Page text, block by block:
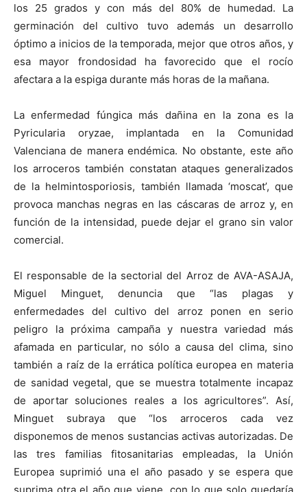
los 25 grados y con más del 80% de humedad. La
germinación del cultivo tuvo además un desarrollo
óptimo a inicios de la temporada, mejor que otros años, y
esa mayor frondosidad ha favorecido que el rocío
afectara a la espiga durante más horas de la mañana.
La enfermedad fúngica más dañina en la zona es la
Pyricularia oryzae, implantada en la Comunidad
Valenciana de manera endémica. No obstante, este año
los arroceros también constatan ataques generalizados
de la helmintosporiosis, también llamada ‘moscat’, que
provoca manchas negras en las cáscaras de arroz y, en
función de la intensidad, puede dejar el grano sin valor
comercial.
El responsable de la sectorial del Arroz de AVA-ASAJA,
Miguel Minguet, denuncia que “las plagas y
enfermedades del cultivo del arroz ponen en serio
peligro la próxima campaña y nuestra variedad más
afamada en particular, no sólo a causa del clima, sino
también a raíz de la errática política europea en materia
de sanidad vegetal, que se muestra totalmente incapaz
de aportar soluciones reales a los agricultores”. Así,
Minguet subraya que “los arroceros cada vez
disponemos de menos sustancias activas autorizadas. De
las tres familias fitosanitarias empleadas, la Unión
Europea suprimió una el año pasado y se espera que